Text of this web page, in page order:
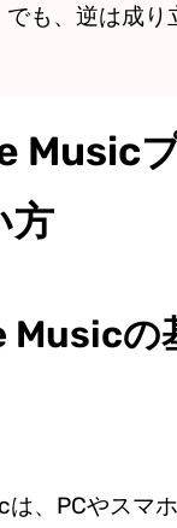
も、逆は成り
Music
方
Musicの
は、PCやスマ